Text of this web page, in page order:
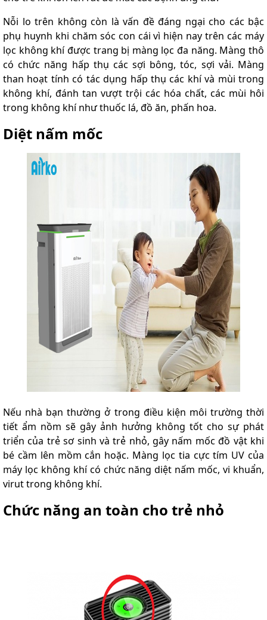
Nỗi lo trên không còn là vấn đề đáng ngại cho các bậc
phụ huynh khi chăm sóc con cái vì hiện nay trên các máy
lọc không khí được trang bị màng lọc đa năng. Màng thô
có chức năng hấp thụ các sợi bông, tóc, sợi vải. Màng
than hoạt tính có tác dụng hấp thụ các khí và mùi trong
không khí, đánh tan vượt trội các hóa chất, các mùi hôi
trong không khí như thuốc lá, đồ ăn, phấn hoa.
Diệt nấm mốc
Nếu nhà bạn thường ở trong điều kiện môi trường thời
tiết ẩm nồm sẽ gây ảnh hưởng không tốt cho sự phát
triển của trẻ sơ sinh và trẻ nhỏ, gây nấm mốc đồ vật khi
bé cầm lên mồm cắn hoặc. Màng lọc tia cực tím UV của
máy lọc không khí có chức năng diệt nấm mốc, vi khuẩn,
virut trong không khí.
Chức năng an toàn cho trẻ nhỏ